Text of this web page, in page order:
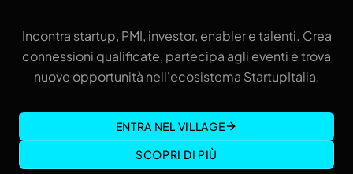
Incontra startup, PMI, investor, enabler e talenti. Crea
connessioni qualificate, partecipa agli eventi e trova
nuove opportunità nell'ecosistema StartupItalia.
ENTRA NEL VILLAGE
SCOPRI DI PIÙ